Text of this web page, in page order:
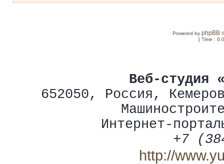
Powered byphpBB
[ Time :
Веб-студия
652050, Россия ,
Интернет-
+7
http://